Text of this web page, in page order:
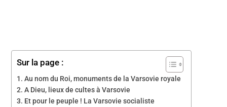
Sur la page :
Au nom du Roi, monuments de la Varsovie royale
A Dieu, lieux de cultes à Varsovie
Et pour le peuple ! La Varsovie socialiste